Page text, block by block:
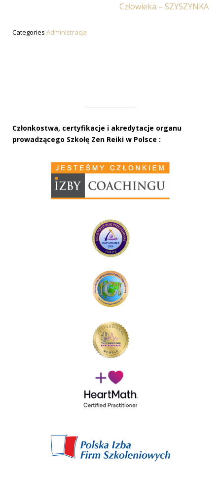
Człowieka – SZYSZYNKA
Categories Administracja
Członkostwa, certyfikacje i akredytacje organu
prowadzącego Szkołę Zen Reiki w Polsce :